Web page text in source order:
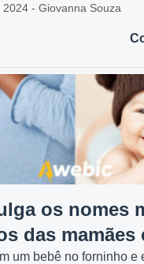
- Giovanna Souza
os nomes
das mamães
um bebê no forninho e